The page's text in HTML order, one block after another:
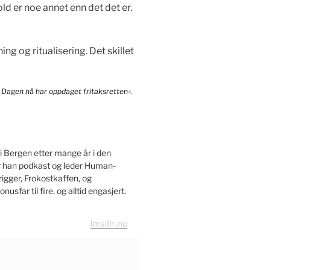
er noe annet enn det det er.
og ritualisering. Det skillet
nå har oppdaget fritaksretten«.
etter mange år i den
podkast og leder Human-
Frokostkaffen, og
til fire, og alltid engasjert.
lmsdln.no